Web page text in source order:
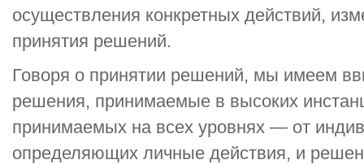
осуществления конкретных действий,
принятия решений.
Говоря о принятии решений, мы имеем
решения, принимаемые в высоких
принимаемых на всех уровнях — от
определяющих личные действия, и